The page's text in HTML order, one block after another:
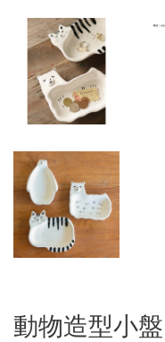
動物造型小